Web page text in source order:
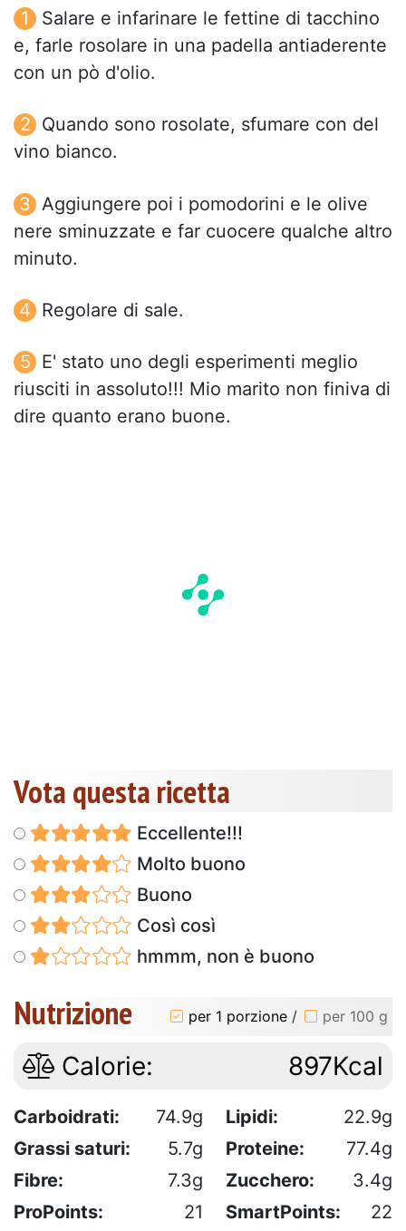
Salare e infarinare le fettine di tacchino
e, farle rosolare in una padella antiaderente
con un pò d'olio.
Quando sono rosolate, sfumare con del
vino bianco.
Aggiungere poi i pomodorini e le olive
nere sminuzzate e far cuocere qualche altro
minuto.
Regolare di sale.
E' stato uno degli esperimenti meglio
riusciti in assoluto!!! Mio marito non finiva di
dire quanto erano buone.
Vota questa ricetta
Eccellente!!!
Molto buono
Buono
Così così
hmmm, non è buono
Nutrizione per 1 porzione / per 100 g
Calorie: 897Kcal
Carboidrati: 74.9g Lipidi:
22.9g
Grassi saturi:
5.7g Proteine:
77.4g
Fibre:
7.3g Zucchero:
3.4g
ProPoints:
21 SmartPoints: 22